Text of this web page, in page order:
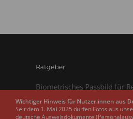
Ratgeber
Biometrisches Passbild für
Personalausweis
Wichtiger Hinweis für Nutzer:innen aus
Seit dem 1. Mai 2025 dürfen Fotos aus
deutsche Ausweisdokumente